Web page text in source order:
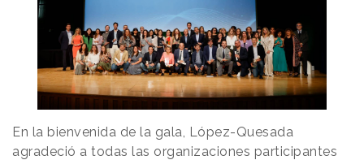
En la bienvenida de la gala, López-Quesada
agradeció a todas las organizaciones participantes